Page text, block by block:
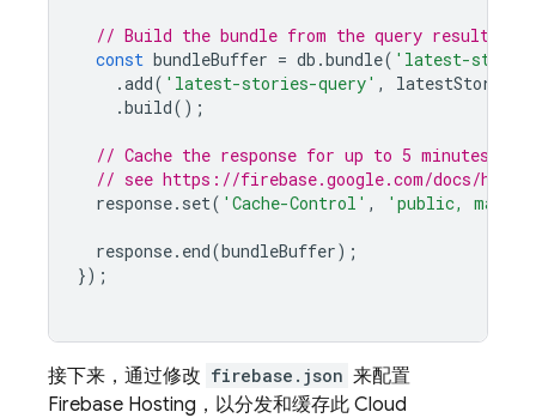
// Build the bundle from the query results
const bundleBuffer = db .bundle( 'latest-
.add( 'latest-stories-query' , latestStories
.build();
// Cache the response for up to 5 minutes;
// see https://firebase.google.com/docs/
response. set( 'Cache-Control' , 'public, max-
response. end(bundleBuffer);
});
接下来，通过修改 firebase.json 来配置
Firebase Hosting，以分发和缓存此 Cloud